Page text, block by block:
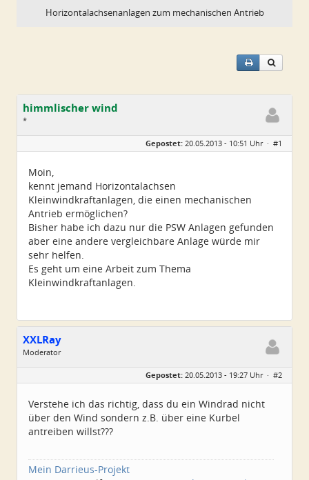
Horizontalachsenanlagen zum mechanischen Antrieb
himmlischer wind
*
Geschlecht:
keine Angabe
Beiträge:
8
Gepostet: 20.05.2013 - 10:51 Uhr · #1
Moin,
kennt jemand Horizontalachsen
Kleinwindkraftanlagen, die einen mechanischen
Antrieb ermöglichen?
Bisher habe ich dazu nur die PSW Anlagen gefunden
aber eine andere vergleichbare Anlage würde mir
sehr helfen.
Es geht um eine Arbeit zum Thema
Kleinwindkraftanlagen.
XXLRay
Moderator
Süd-Niedersachsen
Homepage:
xxlray.bplaced.net
Dabei seit:
11 / 2007
Gepostet: 20.05.2013 - 19:27 Uhr · #2
Verstehe ich das richtig, dass du ein Windrad nicht
über den Wind sondern z.B. über eine Kurbel
antreiben willst???
Mein Darrieus-Projekt